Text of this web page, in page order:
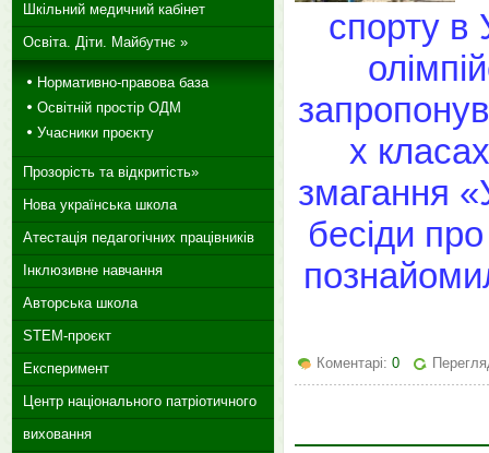
спорту в
х
змагання
бесіди
Коментарі: 0
Шкільний медичний кабінет
Освіта. Діти. Майбутнє »
Нормативно-правова база
Освітній простір ОДМ
Учасники проєкту
Прозорість та відкритість»
Нова українська школа
Атестація педагогічних працівників
Інклюзивне навчання
Авторська школа
STEM-проєкт
Експеримент
Центр національного патріотичного
виховання